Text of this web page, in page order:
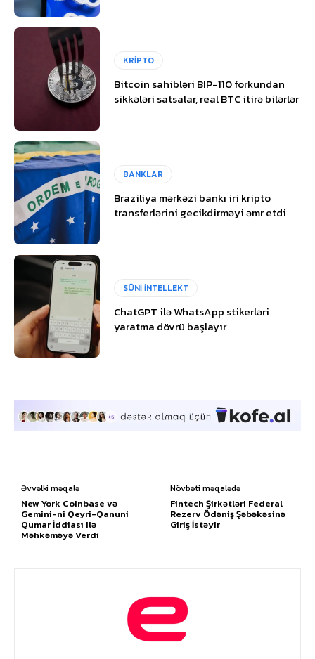
KRİPTO
Bitcoin sahibləri BIP-110 forkundan
sikkələri satsalar, real BTC itirə bilərlər
BANKLAR
Braziliya mərkəzi bankı iri kripto
transferlərini gecikdirməyi əmr etdi
SÜNİ İNTELLEKT
ChatGPT ilə WhatsApp stikerləri
yaratma dövrü başlayır
Əvvəlki məqalə
New York Coinbase və
Gemini-ni Qeyri-Qanuni
Qumar İddiası ilə
Məhkəməyə Verdi
Növbəti məqalədə
Fintech Şirkətləri Federal
Rezerv Ödəniş Şəbəkəsinə
Giriş İstəyir